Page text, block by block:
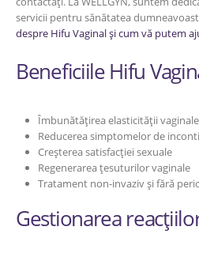
servicii pentru sănătatea
despre Hifu Vaginal și cum vă putem
Beneficiile Hifu
Îmbunătățirea elasticității vaginale
Reducerea simptomelor de
Creșterea satisfacției sexuale
Regenerarea țesuturilor vaginale
Tratament non-invaziv și fără
Gestionarea